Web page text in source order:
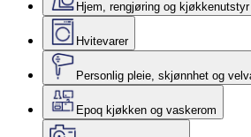
Hjem, rengjøring og kjøkkenutstyr
Hvitevarer
Personlig pleie, skjønnhet og
Epoq kjøkken og vaskerom